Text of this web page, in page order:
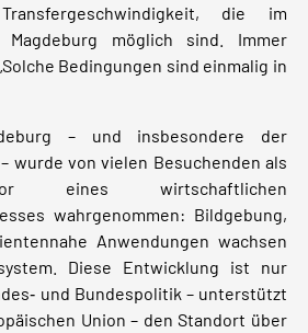
die im
Magdeburg möglich sind. Immer
Bedingungen sind einmalig in
– und insbesondere der
wurde von vielen Besuchenden als
eines wirtschaftlichen
wahrgenommen: Bildgebung,
Anwendungen wachsen
Diese Entwicklung ist nur
und Bundespolitik – unterstützt
Union – den Standort über